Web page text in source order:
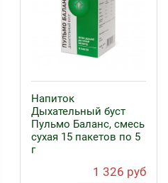
Напиток
Дыхательный буст
Пульмо Баланс, смесь
сухая 15 пакетов по 5
г
1 326 руб